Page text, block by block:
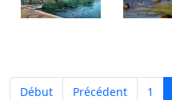
Début Précédent 1